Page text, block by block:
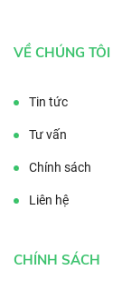
VỀ CHÚNG TÔI
Tin tức
Tư vấn
Chính sách
Liên hệ
CHÍNH SÁCH